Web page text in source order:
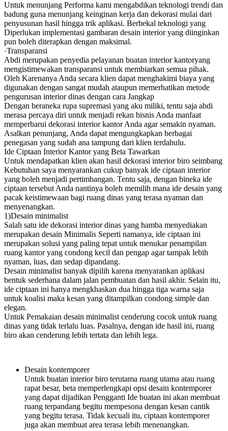
Untuk menunjang Performa kami mengabdikan teknologi trendi dan
badung guna menunjang keinginan kerja dan dekorasi mulai dari
penyusunan hasil hingga trik aplikasi. Berbekal teknologi yang
Diperlukan implementasi gambaran desain interior yang diinginkan
pun boleh diterapkan dengan maksimal.
·Transparansi
Abdi merupakan penyedia pelayanan buatan interior kantoryang
mengistimewakan transparansi untuk membiarkan semua pihak.
Oleh Karenanya Anda secara klien dapat menghakimi biaya yang
digunakan dengan sangat mudah ataupun memerhatikan metode
pengurusan interior dinas dengan cara Jangkap
Dengan beraneka rupa supremasi yang aku miliki, tentu saja abdi
merasa percaya diri untuk menjadi rekan bisnis Anda manfaat
memperbarui dekorasi interior kantor Anda agar semakin nyaman.
Asalkan penunjang, Anda dapat mengungkapkan berbagai
penegasan yang sudah ana tampung dari klien terdahulu.
Ide Ciptaan Interior Kantor yang Beta Tawarkan
Untuk mendapatkan klien akan hasil dekorasi interior biro seimbang
Kebutuhan saya menyarankan cukup banyak ide ciptaan interior
yang boleh menjadi pertimbangan. Tentu saja, dengan bineka ide
ciptaan tersebut Anda nantinya boleh memilih mana ide desain yang
pacak keistimewaan bagi ruang dinas yang terasa nyaman dan
menyenangkan.
1)Desain minimalist
Salah satu ide dekorasi interior dinas yang hamba menyediakan
merupakan desain Minimalis Seperti namanya, ide ciptaan ini
merupakan solusi yang paling tepat untuk menukar penampilan
ruang kantor yang condong kecil dan pengap agar tampak lebih
nyaman, luas, dan sedap dipandang.
Desain minimalist banyak dipilih karena menyarankan aplikasi
bentuk sederhana dalam jalan pembuatan dan hasil akhir. Selain itu,
ide ciptaan ini hanya mengkhaskan dua hingga tiga warna saja
untuk koalisi maka kesan yang ditampilkan condong simple dan
elegan.
Untuk Pemakaian desain minimalist cenderung cocok untuk ruang
dinas yang tidak terlalu luas. Pasalnya, dengan ide hasil ini, ruang
biro akan cenderung lebih tertata dan lebih lega.
Desain kontemporer
Untuk buatan interior biro terutama ruang utama atau ruang
rapat besar, beta memperlengkapi opsi desain kontemporer
yang dapat dijadikan Pengganti Ide buatan ini akan membuat
ruang terpandang begitu mempesona dengan kesan cantik
yang begitu terasa. Tidak kecuali itu, ciptaan kontemporer
juga akan membuat area terasa lebih menenangkan.